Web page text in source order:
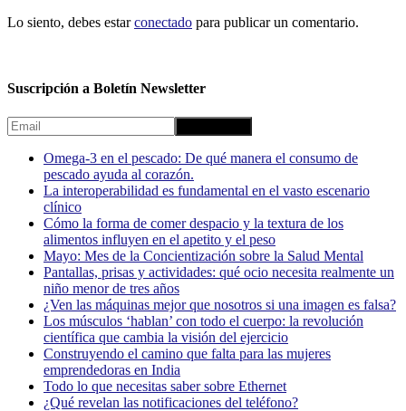
Lo siento, debes estarconectado para publicar un comentario.
Suscripción a Boletín Newsletter
Omega-3 en el pescado: De qué manera el consumo de
pescado ayuda al corazón.
La interoperabilidad es fundamental en el vasto escenario
clínico
Cómo la forma de comer despacio y la textura de los
alimentos influyen en el apetito y el peso
Mayo: Mes de la Concientización sobre la Salud Mental
Pantallas, prisas y actividades: qué ocio necesita realmente un
niño menor de tres años
¿Ven las máquinas mejor que nosotros si una imagen es falsa?
Los músculos ‘hablan’ con todo el cuerpo: la revolución
científica que cambia la visión del ejercicio
Construyendo el camino que falta para las mujeres
emprendedoras en India
Todo lo que necesitas saber sobre Ethernet
¿Qué revelan las notificaciones del teléfono?